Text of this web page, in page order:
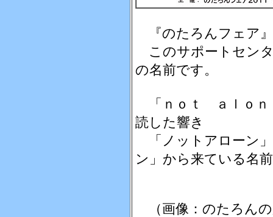
『のたろんフェア
このサポートセン
の名前です。
「ｎｏｔ ａｌｏｎ
読した響き
「ノットアローン
ン」から来ている名
（画像：のたろん